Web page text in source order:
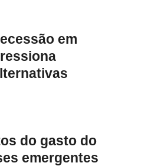
em
do gasto do
emergentes